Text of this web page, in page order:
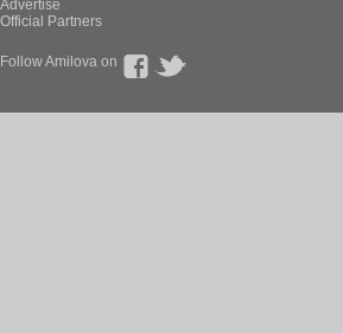
Advertise
Official Partners
Follow Amilova on